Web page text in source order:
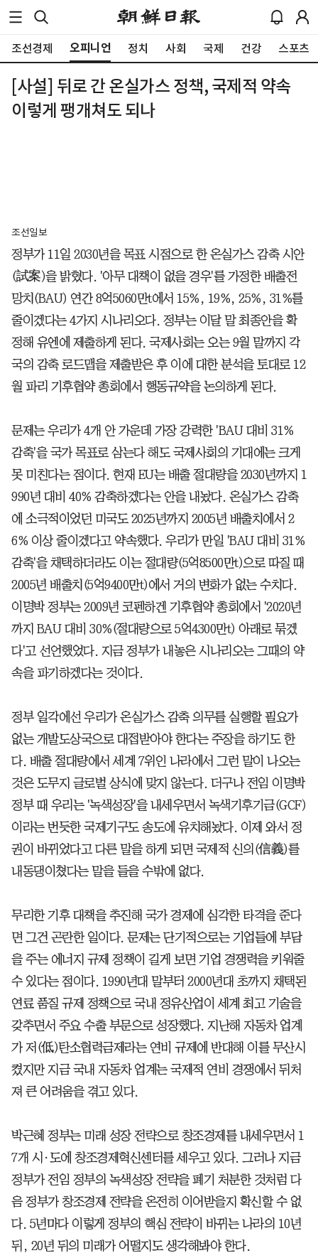
조선경제 오피니언 정치 사회 국제 건강 스포츠
[사설] 뒤로 간 온실가스 정책, 국제적 약속
이렇게 팽개쳐도 되나
조선일보
정부가 11일 2030년을 목표 시점으로 한 온실가스 감축 시안
(試案)을 밝혔다. '아무 대책이 없을 경우'를 가정한 배출전
망치(BAU) 연간 8억5060만t에서 15%, 19%, 25%, 31%를
줄이겠다는 4가지 시나리오다. 정부는 이달 말 최종안을 확
정해 유엔에 제출하게 된다. 국제사회는 오는 9월 말까지 각
국의 감축 로드맵을 제출받은 후 이에 대한 분석을 토대로 12
월 파리 기후협약 총회에서 행동규약을 논의하게 된다.
문제는 우리가 4개 안 가운데 가장 강력한 'BAU 대비 31%
감축'을 국가 목표로 삼는다 해도 국제사회의 기대에는 크게
못 미친다는 점이다. 현재 EU는 배출 절대량을 2030년까지 1
990년 대비 40% 감축하겠다는 안을 내놨다. 온실가스 감축
에 소극적이었던 미국도 2025년까지 2005년 배출치에서 2
6% 이상 줄이겠다고 약속했다. 우리가 만일 'BAU 대비 31%
감축'을 채택하더라도 이는 절대량(5억8500만t)으로 따질 때
2005년 배출치(5억9400만t)에서 거의 변화가 없는 수치다.
이명박 정부는 2009년 코펜하겐 기후협약 총회에서 '2020년
까지 BAU 대비 30%(절대량으로 5억4300만t) 아래로 묶겠
다'고 선언했었다. 지금 정부가 내놓은 시나리오는 그때의 약
속을 파기하겠다는 것이다.
정부 일각에선 우리가 온실가스 감축 의무를 실행할 필요가
없는 개발도상국으로 대접받아야 한다는 주장을 하기도 한
다. 배출 절대량에서 세계 7위인 나라에서 그런 말이 나오는
것은 도무지 글로벌 상식에 맞지 않는다. 더구나 전임 이명박
정부 때 우리는 '녹색성장'을 내세우면서 녹색기후기금(GCF)
이라는 번듯한 국제기구도 송도에 유치해놨다. 이제 와서 정
권이 바뀌었다고 다른 말을 하게 되면 국제적 신의(信義)를
내동댕이쳤다는 말을 들을 수밖에 없다.
무리한 기후 대책을 추진해 국가 경제에 심각한 타격을 준다
면 그건 곤란한 일이다. 문제는 단기적으로는 기업들에 부담
을 주는 에너지 규제 정책이 길게 보면 기업 경쟁력을 키워줄
수 있다는 점이다. 1990년대 말부터 2000년대 초까지 채택된
연료 품질 규제 정책으로 국내 정유산업이 세계 최고 기술을
갖추면서 주요 수출 부문으로 성장했다. 지난해 자동차 업계
가 저(低)탄소협력금제라는 연비 규제에 반대해 이를 무산시
켰지만 지금 국내 자동차 업계는 국제적 연비 경쟁에서 뒤처
져 큰 어려움을 겪고 있다.
박근혜 정부는 미래 성장 전략으로 창조경제를 내세우면서 1
7개 시·도에 창조경제혁신센터를 세우고 있다. 그러나 지금
정부가 전임 정부의 녹색성장 전략을 폐기 처분한 것처럼 다
음 정부가 창조경제 전략을 온전히 이어받을지 확신할 수 없
다. 5년마다 이렇게 정부의 핵심 전략이 바뀌는 나라의 10년
뒤, 20년 뒤의 미래가 어떨지도 생각해봐야 한다.